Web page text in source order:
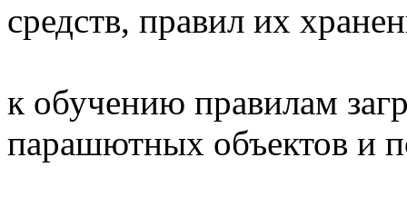
средств, правил их
к обучению правилам
парашютных объектов и